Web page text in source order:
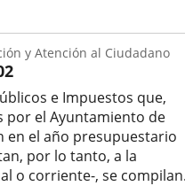
e Impuestos que,
por el Ayuntamiento de
en el año presupuestario
por lo tanto, a la
o corriente-, se
y Atención al Ciudadano